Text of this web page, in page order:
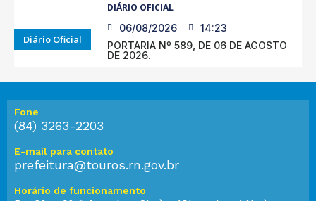
Diário Oficial
DIÁRIO OFICIAL
06/08/2026
14:23
PORTARIA Nº 589, DE 06 DE AGOSTO
DE 2026.
Fone
(84) 3263-2203
E-mail para contato
prefeitura@touros.rn.gov.br
Horário de funcionamento